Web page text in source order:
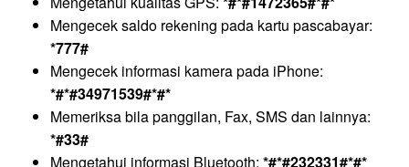
Mengecek saldo rekening pada kartu pascabayar:
*777#
Mengecek informasi kamera pada iPhone:
*#*#34971539#*#*
Memeriksa bila panggilan, Fax, SMS dan lainnya:
*#33#
Mengetahui informasi Bluetooth: *#*#232331#*#*